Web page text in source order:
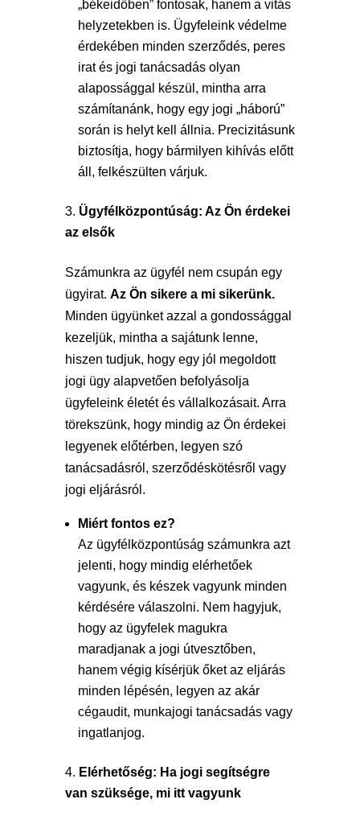
„békeidőben” fontosak, hanem a vitás
helyzetekben is. Ügyfeleink védelme
érdekében minden szerződés, peres
irat és jogi tanácsadás olyan
alapossággal készül, mintha arra
számítanánk, hogy egy jogi „háború”
során is helyt kell állnia. Precizitásunk
biztosítja, hogy bármilyen kihívás előtt
áll, felkészülten várjuk.
Ügyfélközpontúság: Az Ön érdekei
az elsők
Számunkra az ügyfél nem csupán egy
ügyirat. Az Ön sikere a mi sikerünk.
Minden ügyünket azzal a gondossággal
kezeljük, mintha a sajátunk lenne,
hiszen tudjuk, hogy egy jól megoldott
jogi ügy alapvetően befolyásolja
ügyfeleink életét és vállalkozásait. Arra
törekszünk, hogy mindig az Ön érdekei
legyenek előtérben, legyen szó
tanácsadásról, szerződéskötésről vagy
jogi eljárásról.
Miért fontos ez?
Az ügyfélközpontúság számunkra azt
jelenti, hogy mindig elérhetőek
vagyunk, és készek vagyunk minden
kérdésére válaszolni. Nem hagyjuk,
hogy az ügyfelek magukra
maradjanak a jogi útvesztőben,
hanem végig kísérjük őket az eljárás
minden lépésén, legyen az akár
cégaudit, munkajogi tanácsadás vagy
ingatlanjog.
Elérhetőség: Ha jogi segítségre
van szüksége, mi itt vagyunk